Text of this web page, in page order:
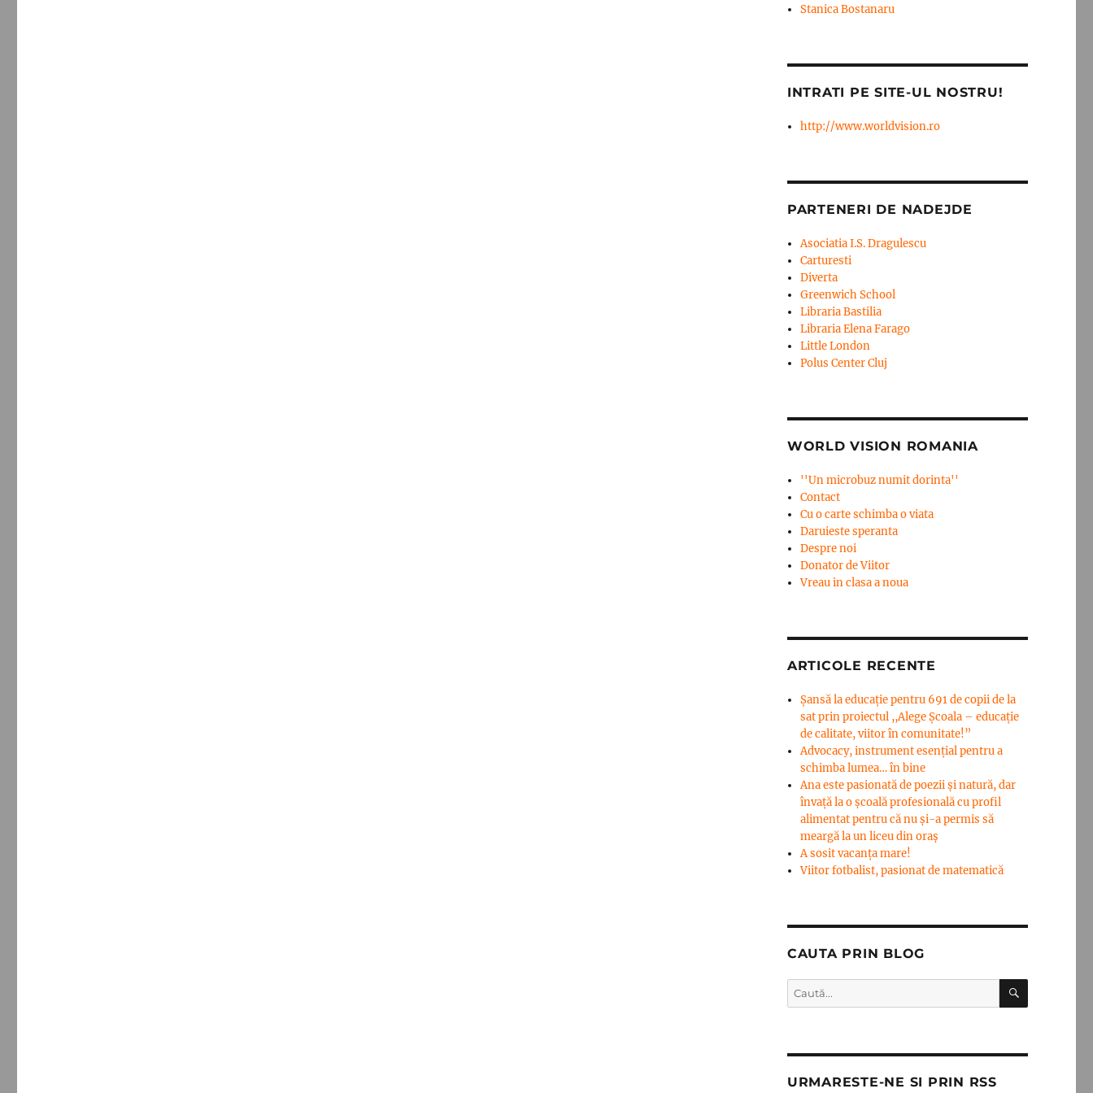
Stanica Bostanaru
INTRATI PE SITE-UL NOSTRU!
http://www.worldvision.ro
PARTENERI DE NADEJDE
Asociatia I.S. Dragulescu
Carturesti
Diverta
Greenwich School
Libraria Bastilia
Libraria Elena Farago
Little London
Polus Center Cluj
WORLD VISION ROMANIA
''Un microbuz numit dorinta''
Contact
Cu o carte schimba o viata
Daruieste speranta
Despre noi
Donator de Viitor
Vreau in clasa a noua
ARTICOLE RECENTE
Șansă la educație pentru 691 de copii de la
sat prin proiectul ,,Alege Școala – educație
de calitate, viitor în comunitate!”
Advocacy, instrument esenţial pentru a
schimba lumea… în bine
Ana este pasionată de poezii și natură, dar
învață la o școală profesională cu profil
alimentat pentru că nu și-a permis să
meargă la un liceu din oraș
A sosit vacanța mare!
Viitor fotbalist, pasionat de matematică
CAUTA PRIN BLOG
Caută
după:
CĂUTARE
URMARESTE-NE SI PRIN RSS